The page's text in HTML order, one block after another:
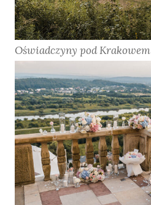
Oświadczyny pod Krakowem